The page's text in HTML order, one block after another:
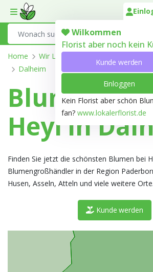
Toggle mobile menu
Wilkommen
Florist aber noch kein
Kunde werden
Einloggen
Kein Florist aber schön
fan? www.lokalerflorist.de
Home Wir Liefern
Dalheim
Heyl in
Finden Sie jetzt die schönsten Blumen bei
Blumengroßhändler in der Region
Husen, Asseln, Atteln und viele weitere Orte.
Kunde werden